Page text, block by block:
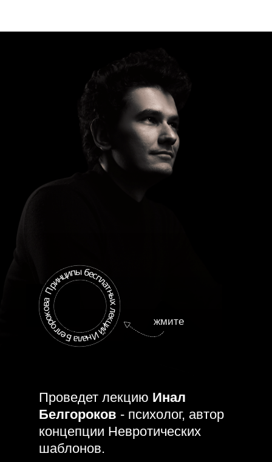
Проведет лекцию Инал
Белгороков - психолог, автор
концепции Невротических
шаблонов.
жмите